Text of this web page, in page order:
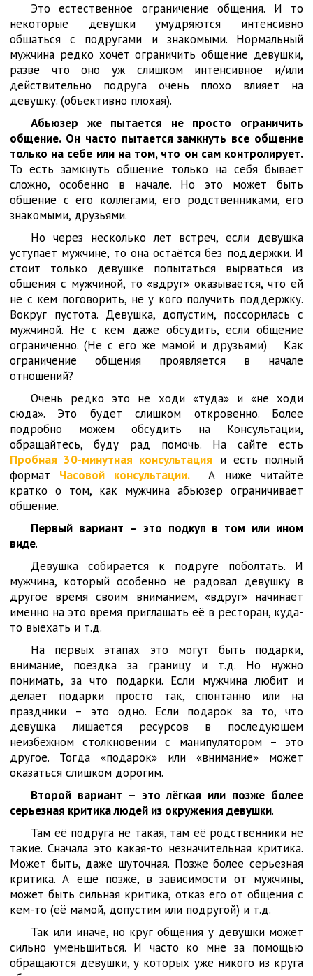
Это естественное ограничение общения. И то
некоторые девушки умудряются интенсивно
общаться с подругами и знакомыми. Нормальный
мужчина редко хочет ограничить общение девушки,
разве что оно уж слишком интенсивное и/или
действительно подруга очень плохо влияет на
девушку. (объективно плохая).
Абьюзер же пытается не просто ограничить
общение. Он часто пытается замкнуть все общение
только на себе или на том, что он сам контролирует.
То есть замкнуть общение только на себя бывает
сложно, особенно в начале. Но это может быть
общение с его коллегами, его родственниками, его
знакомыми, друзьями.
Но через несколько лет встреч, если девушка
уступает мужчине, то она остаётся без поддержки. И
стоит только девушке попытаться вырваться из
общения с мужчиной, то «вдруг» оказывается, что ей
не с кем поговорить, не у кого получить поддержку.
Вокруг пустота. Девушка, допустим, поссорилась с
мужчиной. Не с кем даже обсудить, если общение
ограниченно. (Не с его же мамой и друзьями) Как
ограничение общения проявляется в начале
отношений?
Очень редко это не ходи «туда» и «не ходи
сюда». Это будет слишком откровенно. Более
подробно можем обсудить на Консультации,
обращайтесь, буду рад помочь. На сайте есть
Пробная 30-минутная консультация и есть полный
формат Часовой консультации.А ниже читайте
кратко о том, как мужчина абьюзер ограничивает
общение.
Первый вариант – это подкуп в том или ином
виде.
Девушка собирается к подруге поболтать. И
мужчина, который особенно не радовал девушку в
другое время своим вниманием, «вдруг» начинает
именно на это время приглашать её в ресторан, куда-
то выехать и т.д.
На первых этапах это могут быть подарки,
внимание, поездка за границу и т.д. Но нужно
понимать, за что подарки. Если мужчина любит и
делает подарки просто так, спонтанно или на
праздники – это одно. Если подарок за то, что
девушка лишается ресурсов в последующем
неизбежном столкновении с манипулятором – это
другое. Тогда «подарок» или «внимание» может
оказаться слишком дорогим.
Второй вариант – это лёгкая или позже более
серьезная критика людей из окружения девушки.
Там её подруга не такая, там её родственники не
такие. Сначала это какая-то незначительная критика.
Может быть, даже шуточная. Позже более серьезная
критика. А ещё позже, в зависимости от мужчины,
может быть сильная критика, отказ его от общения с
кем-то (её мамой, допустим или подругой) и т.д.
Так или иначе, но круг общения у девушки может
сильно уменьшиться. И часто ко мне за помощью
обращаются девушки, у которых уже никого из круга